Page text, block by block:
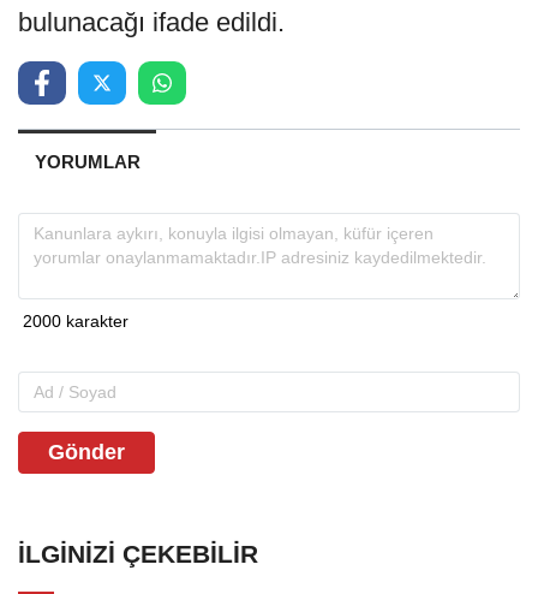
bulunacağı ifade edildi.
YORUMLAR
Gönder
İLGINIZI ÇEKEBILIR